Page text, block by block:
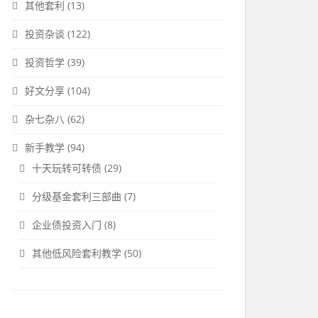
其他套利 (13)
投资杂谈 (122)
投资哲学 (39)
好文分享 (104)
杂七杂八 (62)
新手教学 (94)
十天玩转可转债 (29)
分级基金套利三部曲 (7)
企业债投资入门 (8)
其他低风险套利教学 (50)